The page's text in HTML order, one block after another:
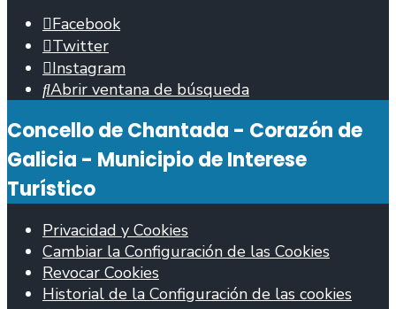
Facebook
Twitter
Instagram
Abrir ventana de búsqueda
Concello de Chantada - Corazón de
Galicia - Municipio de Interese
Turístico
Privacidad y Cookies
Cambiar la Configuración de las Cookies
Revocar Cookies
Historial de la Configuración de las cookies